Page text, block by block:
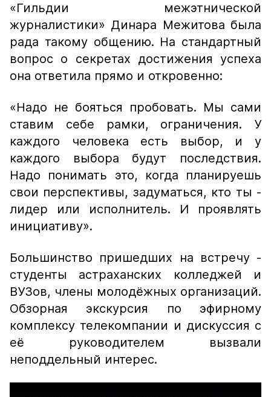
«Гильдии межэтнической
журналистики» Динара Межитова была
рада такому общению. На стандартный
вопрос о секретах достижения успеха
она ответила прямо и откровенно:
«Надо не бояться пробовать. Мы сами
ставим себе рамки, ограничения. У
каждого человека есть выбор, и у
каждого выбора будут последствия.
Надо понимать это, когда планируешь
свои перспективы, задуматься, кто ты -
лидер или исполнитель. И проявлять
инициативу».
Большинство пришедших на встречу -
студенты астраханских колледжей и
ВУЗов, члены молодёжных организаций.
Обзорная экскурсия по эфирному
комплексу телекомпании и дискуссия с
её руководителем вызвали
неподдельный интерес.